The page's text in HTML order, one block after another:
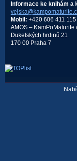
Informace ke knihám a
Mobil: +420 606 411 115
AMOS –
Dukelských hrdinů 21
170 00 Praha 7